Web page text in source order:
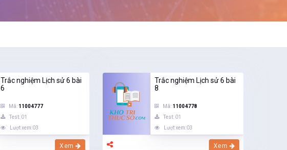
Trắc nghiệm Lịch sử 6 bài
6
Mã: 11004777
Test: 01
Lượt xem:03
Xem
Trắc nghiệm Lịch sử 6 bài
8
Mã: 11004778
Test: 01
Lượt xem:03
Xem